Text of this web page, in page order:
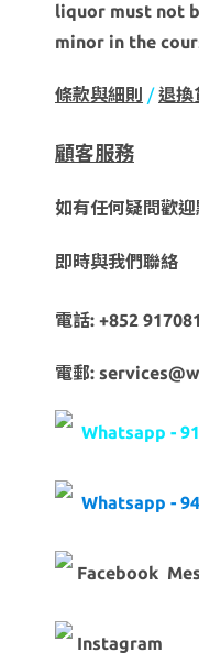
liquor must not
minor in the
條款與細則 /退換
顧客服務
如有任何疑問歡迎
即時與我們聯絡
電話: +852
電郵:
Whatsapp -
Whatsapp -
Facebook
Instagram